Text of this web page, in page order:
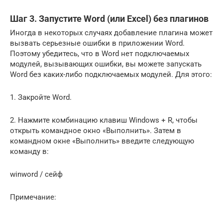
Шаг 3. Запустите Word (или Excel) без плагинов
Иногда в некоторых случаях добавление плагина может
вызвать серьезные ошибки в приложении Word.
Поэтому убедитесь, что в Word нет подключаемых
модулей, вызывающих ошибки, вы можете запускать
Word без каких-либо подключаемых модулей. Для этого:
1. Закройте Word.
2. Нажмите комбинацию клавиш Windows + R, чтобы
открыть командное окно «Выполнить». Затем в
командном окне «Выполнить» введите следующую
команду в:
winword / сейф
Примечание: